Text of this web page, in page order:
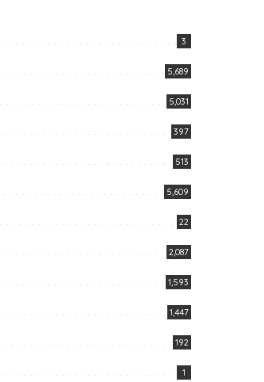
3
5,689
5,031
397
513
5,609
22
2,087
1,593
1,447
192
1